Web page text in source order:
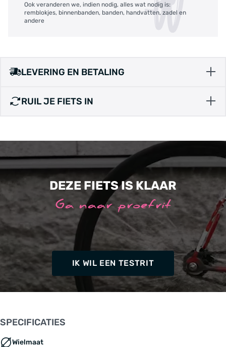
Ook veranderen we, indien nodig, alles wat nodig is:
remblokjes, binnenbanden, banden, handvatten, zadel en
andere
LEVERING EN BETALING
RUIL JE FIETS IN
DEZE FIETS IS KLAAR
Ga naar proefrit
IK WIL EEN TESTRIT
SPECIFICATIES
Wielmaat